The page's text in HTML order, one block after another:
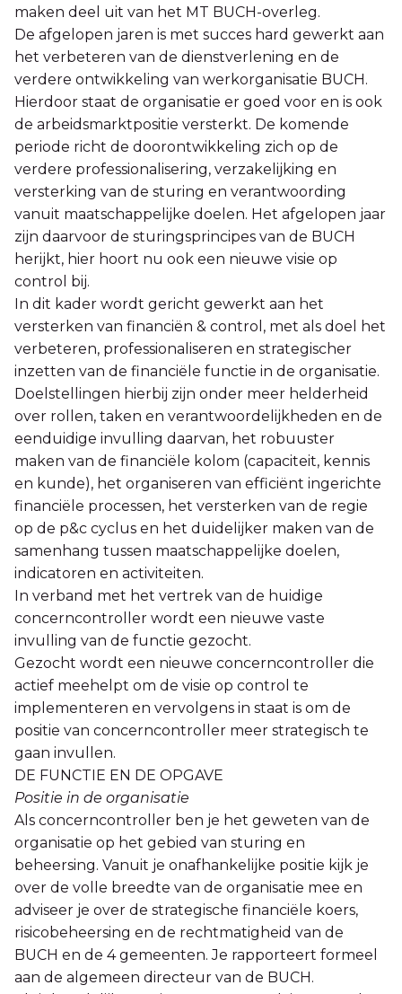
maken deel uit van het MT BUCH-overleg.
De afgelopen jaren is met succes hard gewerkt aan
het verbeteren van de dienstverlening en de
verdere ontwikkeling van werkorganisatie BUCH.
Hierdoor staat de organisatie er goed voor en is ook
de arbeidsmarktpositie versterkt. De komende
periode richt de doorontwikkeling zich op de
verdere professionalisering, verzakelijking en
versterking van de sturing en verantwoording
vanuit maatschappelijke doelen. Het afgelopen jaar
zijn daarvoor de sturingsprincipes van de BUCH
herijkt, hier hoort nu ook een nieuwe visie op
control bij.
In dit kader wordt gericht gewerkt aan het
versterken van financiën & control, met als doel het
verbeteren, professionaliseren en strategischer
inzetten van de financiële functie in de organisatie.
Doelstellingen hierbij zijn onder meer helderheid
over rollen, taken en verantwoordelijkheden en de
eenduidige invulling daarvan, het robuuster
maken van de financiële kolom (capaciteit, kennis
en kunde), het organiseren van efficiënt ingerichte
financiële processen, het versterken van de regie
op de p&c cyclus en het duidelijker maken van de
samenhang tussen maatschappelijke doelen,
indicatoren en activiteiten.
In verband met het vertrek van de huidige
concerncontroller wordt een nieuwe vaste
invulling van de functie gezocht.
Gezocht wordt een nieuwe concerncontroller die
actief meehelpt om de visie op control te
implementeren en vervolgens in staat is om de
positie van concerncontroller meer strategisch te
gaan invullen.
DE FUNCTIE EN DE OPGAVE
Positie in de organisatie
Als concerncontroller ben je het geweten van de
organisatie op het gebied van sturing en
beheersing. Vanuit je onafhankelijke positie kijk je
over de volle breedte van de organisatie mee en
adviseer je over de strategische financiële koers,
risicobeheersing en de rechtmatigheid van de
BUCH en de 4 gemeenten. Je rapporteert formeel
aan de algemeen directeur van de BUCH.